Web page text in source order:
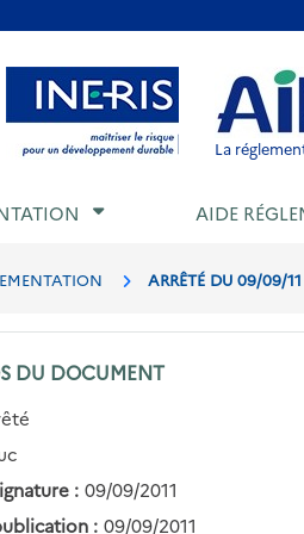
Aller au menu Aller au
La
AIDE
ARRÊTÉ DU 09/09/
DU DOCUMENT
: 09/09/2011
: 09/09/2011